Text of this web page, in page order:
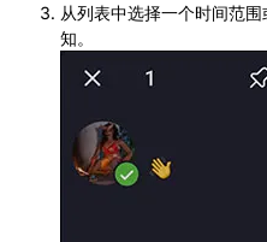
从列表中选择一个时间范
知。